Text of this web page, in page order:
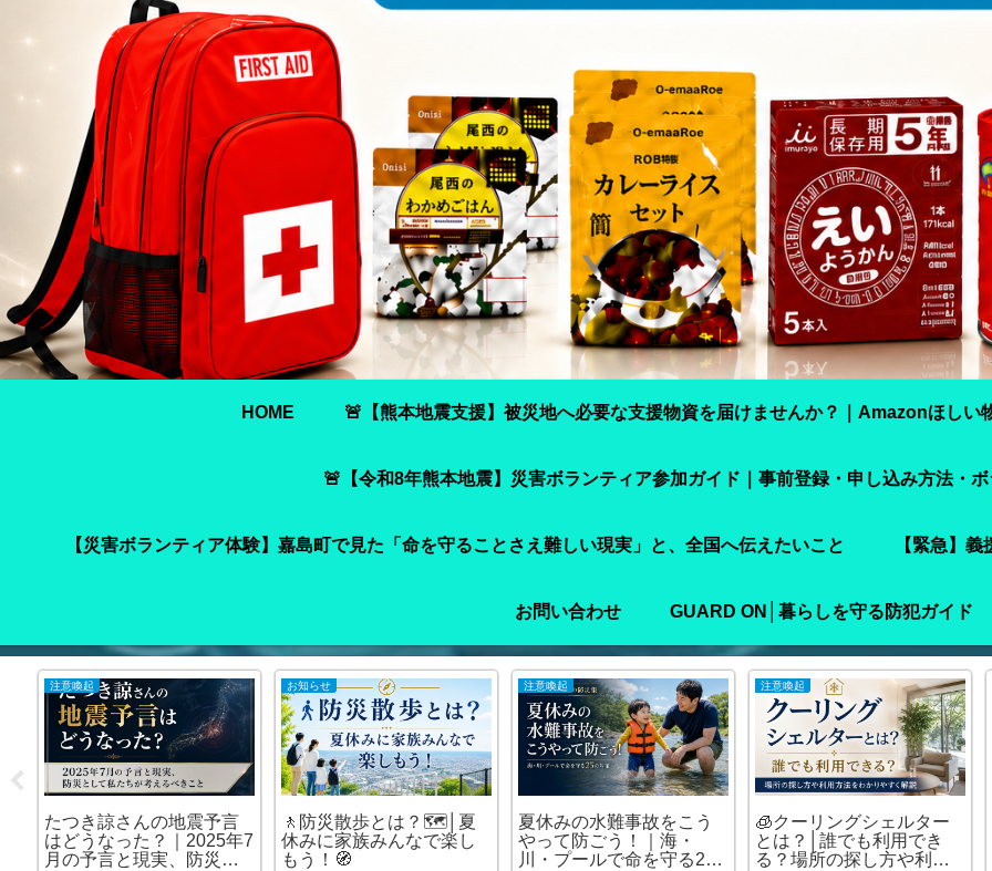
HOME 🚨【熊本地震支援】被災地へ必要な支援物資を届けませんか？｜Amazonほしい
🚨【令和8年熊本地震】災害ボランティア参加ガイド｜事前登録・申し込み方法・
【災害ボランティア体験】嘉島町で見た「命を守ることさえ難しい現実」と、全国へ伝えたいこと 【緊急】
お問い合わせ GUARD ON│暮らしを守る防犯ガイド
注意喚起
たつき諒さんの地震予言
はどうなった？｜2025年7
月の予言と現実、防災と
お知らせ
🚶防災散歩とは？🗺️│夏
休みに家族みんなで楽し
もう！🧭
注意喚起
夏休みの水難事故をこう
やって防ごう！｜海・
川・プールで命を守る25
注意喚起
🧊クーリングシェルター
とは？│誰でも利用でき
る？場所の探し方や利用